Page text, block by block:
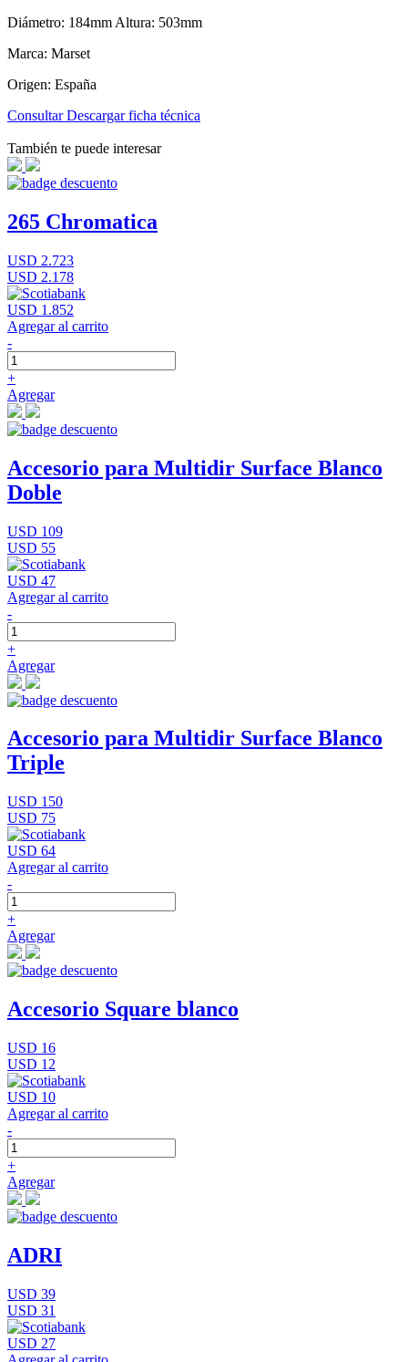
Diámetro: 184mm Altura: 503mm
Marca: Marset
Origen: España
ConsultarDescargar ficha técnica
También te puede interesar
265 Chromatica
USD 2.723
USD 2.178
USD 1.852
Agregar al carrito
-
+
Agregar
Accesorio para Multidir Surface Blanco
Doble
USD 109
USD 55
USD 47
Agregar al carrito
-
+
Agregar
Accesorio para Multidir Surface Blanco
Triple
USD 150
USD 75
USD 64
Agregar al carrito
-
+
Agregar
Accesorio Square blanco
USD 16
USD 12
USD 10
Agregar al carrito
-
+
Agregar
ADRI
USD 39
USD 31
USD 27